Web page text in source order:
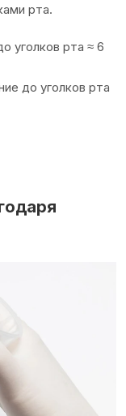
рта.
уголков рта ≈ 6
до уголков рта